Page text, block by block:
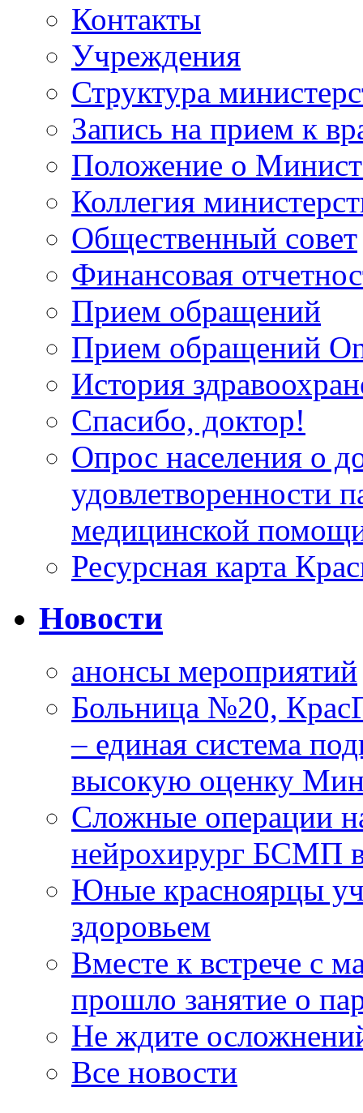
Контакты
Учреждения
Структура
Запись на прием к
Положение о
Коллегия
Общественный совет
Финансовая
Прием обращений
Прием обращений
История
Спасибо, доктор!
Опрос населения о
удовлетворенности
медицинской
Ресурсная карта
Новости
анонсы мероприятий
Больница №20,
– единая система
высокую оценку
Сложные операции
нейрохирург БСМП
Юные красноярцы
здоровьем
Вместе к встрече с
прошло занятие о
Не ждите
Все новости